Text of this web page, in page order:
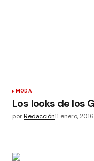
MODA
Los looks de los
porRedacción11 enero, 2016